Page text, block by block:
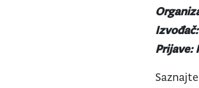
Prijave: